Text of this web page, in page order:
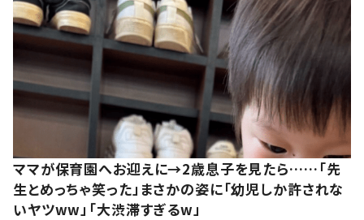
ママが保育園へお迎えに→2歳息子を見たら……「先
生とめっちゃ笑った」まさかの姿に「幼児しか許されな
いヤツww」「大渋滞すぎるw」